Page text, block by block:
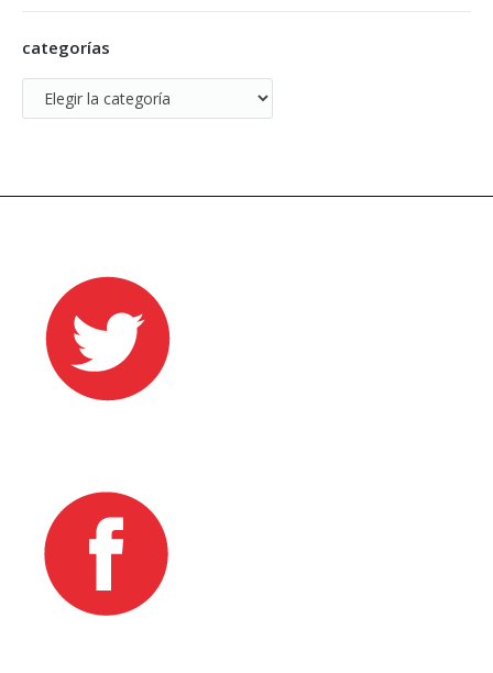
categorías
categorías